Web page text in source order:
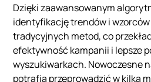
Dzięki zaawansowanym
identyfikację trendów i
tradycyjnych metod, co
efektywność kampanii i lepsze
wyszukiwarkach. Nowoczesne
potrafią przeprowadzić w kilka